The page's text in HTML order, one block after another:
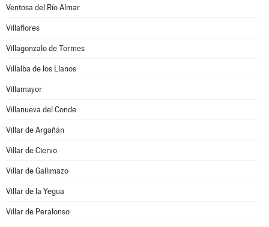
Ventosa del Río Almar
Villaflores
Villagonzalo de Tormes
Villalba de los Llanos
Villamayor
Villanueva del Conde
Villar de Argañán
Villar de Ciervo
Villar de Gallimazo
Villar de la Yegua
Villar de Peralonso